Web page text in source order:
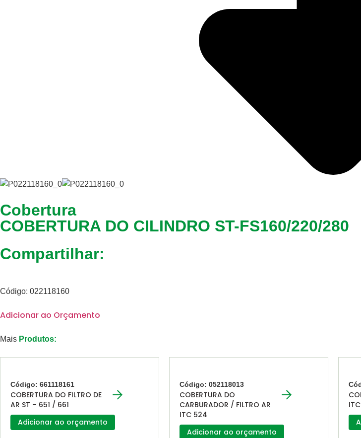
Cobertura
COBERTURA DO CILINDRO ST-FS160/220/280
Compartilhar:
Código: 022118160
Adicionar ao Orçamento
Mais Produtos:
Código: 661118161
COBERTURA DO FILTRO DE
AR ST – 651 / 661
Adicionar ao orçamento
Código: 052118013
COBERTURA DO
CARBURADOR / FILTRO AR
ITC 524
Adicionar ao orçamento